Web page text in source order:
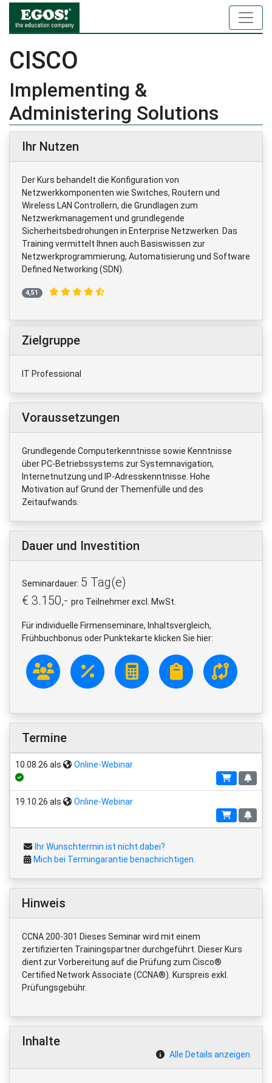
CISCO
Implementing &
Administering Solutions
Ihr Nutzen
Der Kurs behandelt die Konfiguration von
Netzwerkkomponenten wie Switches, Routern und
Wireless LAN Controllern, die Grundlagen zum
Netzwerkmanagement und grundlegende
Sicherheitsbedrohungen in Enterprise Netzwerken. Das
Training vermittelt Ihnen auch Basiswissen zur
Netzwerkprogrammierung, Automatisierung und Software
Defined Networking (SDN).
4,51
Zielgruppe
IT Professional
Voraussetzungen
Grundlegende Computerkenntnisse sowie Kenntnisse
über PC-Betriebssystems zur Systemnavigation,
Internetnutzung und IP-Adresskenntnisse. Hohe
Motivation auf Grund der Themenfülle und des
Zeitaufwands.
Dauer und Investition
Seminardauer: 5 Tag(e)
€ 3.150,- pro Teilnehmer excl. MwSt.
Für individuelle Firmenseminare, Inhaltsvergleich,
Frühbuchbonus oder Punktekarte klicken Sie hier:
Termine
10.08.26 als Online-Webinar
19.10.26 als Online-Webinar
Ihr Wunschtermin ist nicht dabei?
Mich bei Termingarantie benachrichtigen.
Hinweis
CCNA 200-301 Dieses Seminar wird mit einem
zertifizierten Trainingspartner durchgeführt. Dieser Kurs
dient zur Vorbereitung auf die Prüfung zum Cisco®
Certified Network Associate (CCNA®). Kurspreis exkl.
Prüfungsgebühr.
Inhalte
Alle Details anzeigen